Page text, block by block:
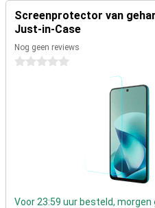
alleen voor appen en bellen,
onderweg.
Screenprotector van
Just-in-Case
Nog geen reviews
0 sterren
Voor 23:59 uur besteld, morgen